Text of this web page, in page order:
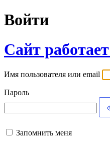
Войти
Сайт
Имя пользователя или email
Пароль
Запомнить меня